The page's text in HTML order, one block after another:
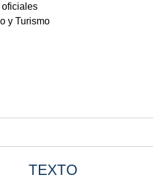
oficiales
y Turismo
TEXTO